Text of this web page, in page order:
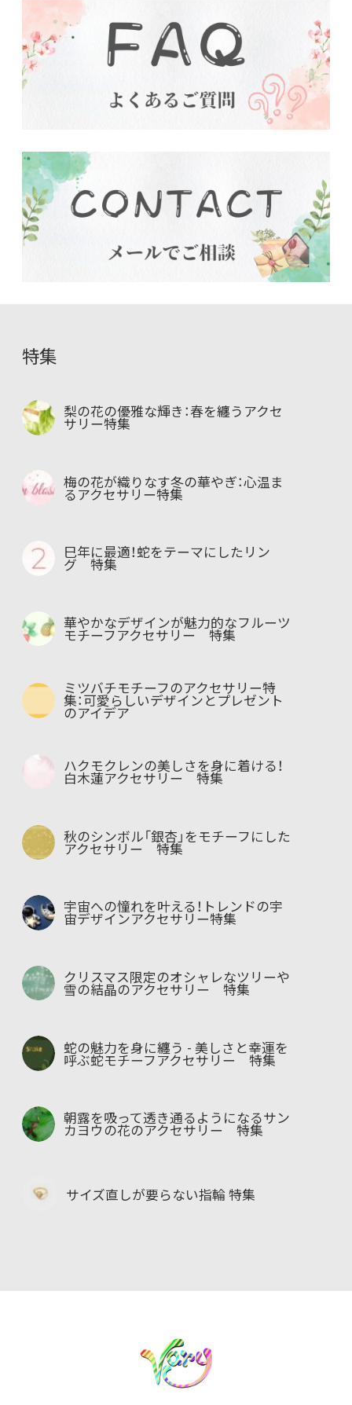
特集
梨の花の優雅な輝き：春を纏うアクセ
サリー特集
梅の花が織りなす冬の華やぎ：心温ま
るアクセサリー特集
巳年に最適！蛇をテーマにしたリン
グ 特集
華やかなデザインが魅力的なフルーツ
モチーフアクセサリー 特集
ミツバチモチーフのアクセサリー特
集：可愛らしいデザインとプレゼント
のアイデア
ハクモクレンの美しさを身に着ける！
白木蓮アクセサリー 特集
秋のシンボル「銀杏」をモチーフにした
アクセサリー 特集
宇宙への憧れを叶える！トレンドの宇
宙デザインアクセサリー特集
クリスマス限定のオシャレなツリーや
雪の結晶のアクセサリー 特集
蛇の魅力を身に纏う - 美しさと幸運を
呼ぶ蛇モチーフアクセサリー 特集
朝露を吸って透き通るようになるサン
カヨウの花のアクセサリー 特集
サイズ直しが要らない指輪 特集